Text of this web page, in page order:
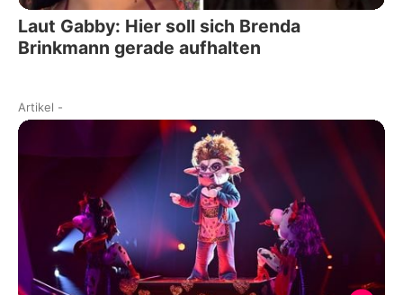
Laut Gabby: Hier soll sich Brenda
Brinkmann gerade aufhalten
Artikel -